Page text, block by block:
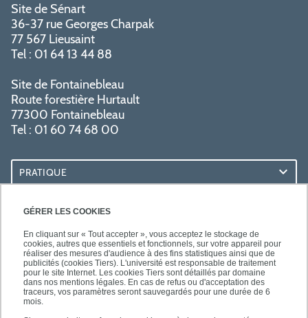
GÉRER LES COOKIES
En cliquant sur « Tout accepter », vous acceptez le stockage de
cookies, autres que essentiels et fonctionnels, sur votre appareil pour
réaliser des mesures d'audience à des fins statistiques ainsi que de
publicités (cookies Tiers). L'université est responsable de traitement
pour le site Internet. Les cookies Tiers sont détaillés par domaine
dans nos mentions légales. En cas de refus ou d'acceptation des
traceurs, vos paramètres seront sauvegardés pour une durée de 6
mois.
Site de Sénart
36-37 rue Georges Charpak
77 567 Lieusaint
Tel : 01 64 13 44 88
Site de Fontainebleau
Route forestière Hurtault
77300 Fontainebleau
Tel : 01 60 74 68 00
PRATIQUE
RESSOURCES
SUIVEZ-NOUS